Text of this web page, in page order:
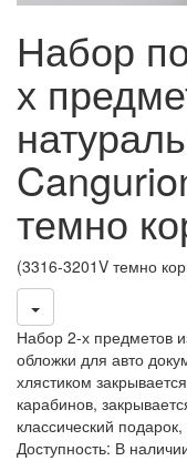
Набор
х
темно
(3316-3201V темно
Набор 2-х предметов
обложки для авто
хлястиком
карабинов,
классический
Доступность: В